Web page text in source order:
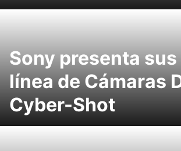
Sony presenta
línea de Cámaras
Cyber-Shot